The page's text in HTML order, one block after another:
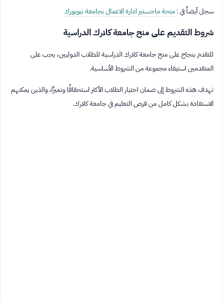
سجل أيضاً في :منحة ماجستير ادارة الاعمال بجامعة نيويورك
شروط التقديم على منح جامعة كلارك الدراسية
للتقدم بنجاح على منح جامعة كلارك الدراسية للطلاب الدوليين، يجب على
المتقدمين استيفاء مجموعة من الشروط الأساسية.
تهدف هذه الشروط إلى ضمان اختيار الطلاب الأكثر استحقاقًا وتميزًا، والذين يمكنهم
الاستفادة بشكل كامل من فرص التعليم في جامعة كلارك.